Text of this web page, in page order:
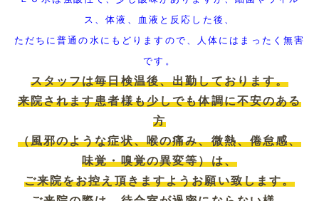
ス、体液、血液と反応した後、
ただちに普通の水にもどりますので、人体にはまったく無害
です。
スタッフは毎日検温後、出勤しております。
来院されます患者様も少しでも体調に不安のある
方
（風邪のような症状、喉の痛み、微熱、倦怠感、
味覚・嗅覚の異変等）は、
ご来院をお控え頂きますようお願い致します。